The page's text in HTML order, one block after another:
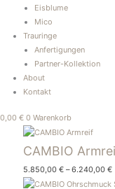
Eisblume
Mico
Trauringe
Anfertigungen
Partner-Kollektion
About
Kontakt
0,00 € 0 Warenkorb
CAMBIO
5.850,00 €–6.240,00 €